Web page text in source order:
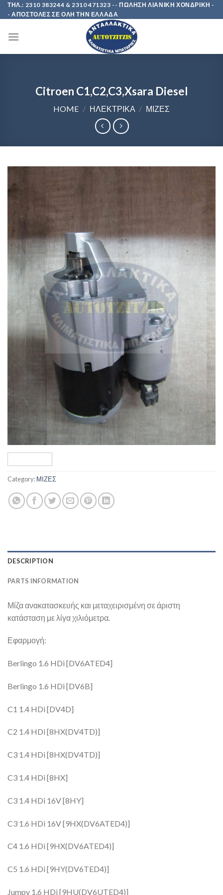
Skip
to
ΤΗΛ.: 2310 383244 & 2310 471323 -- ΠΩΛΗΣΗ ΛΙΑΝΙΚΗ ΧΟΝΔΡΙΚΗ -
- ΑΠΟΣΤΟΛΕΣ ΣΕ ΟΛΗ ΤΗΝ ΕΛΛΑΔΑ
Citroen C1,C2,C3,Xsara Diesel
HOME / ΗΛΕΚΤΡΙΚΑ / ΜΙΖΕΣ
Category:ΜΙΖΕΣ
DESCRIPTION
PARTS INFORMATION
Μίζα ανακατασκευής και μεταχειρισμένη σε άριστη
κατάσταση με λίγα χιλιόμετρα.
Εφαρμογή:
Berlingo 1.6 HDi [DV6ATED4]
Berlingo 1.6 HDi [DV6B]
C1 1.4 HDi [DV4D]
C2 1.4 HDi [8HX(DV4TD)]
C3 1.4 HDi [8HX(DV4TD)]
C3 1.4 HDi [8HX]
C3 1.4 HDi 16V [8HY]
C3 1.6 HDi 16V [9HX(DV6ATED4)]
C4 1.6 HDi [9HX(DV6ATED4)]
C5 1.6 HDi [9HY(DV6TED4)]
Jumpy 1.6 HDi [9HU(DV6UTED4)]